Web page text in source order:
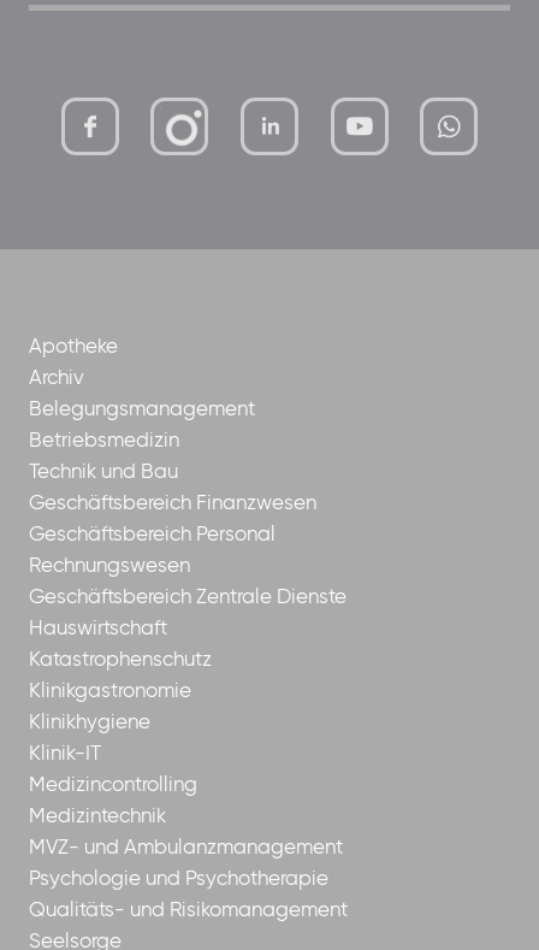
mutterhaus-xMBTtqOwC1KKBww
Apotheke
Archiv
Belegungsmanagement
Betriebsmedizin
Technik und Bau
Geschäftsbereich Finanzwesen
Geschäftsbereich Personal
Rechnungswesen
Geschäftsbereich Zentrale Dienste
Hauswirtschaft
Katastrophenschutz
Klinikgastronomie
Klinikhygiene
Klinik-IT
Medizincontrolling
Medizintechnik
MVZ- und Ambulanzmanagement
Psychologie und Psychotherapie
Qualitäts- und Risikomanagement
Seelsorge